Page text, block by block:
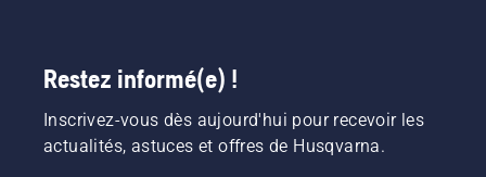
Restez informé(e) !
Inscrivez-vous dès aujourd'hui pour recevoir les
actualités, astuces et offres de Husqvarna.